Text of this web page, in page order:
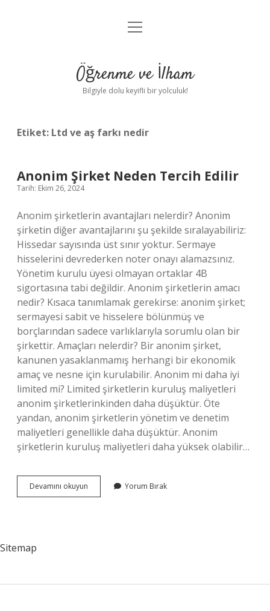
Anasayfa
Yasal Uyarı
menüyü
Öğrenme ve İlham
Bilgiyle dolu keyifli bir yolculuk!
Etiket: Ltd ve aş farkı nedir
Anonim Şirket Neden Tercih Edilir
Tarih: Ekim 26, 2024
Anonim şirketlerin avantajları nelerdir? Anonim
şirketin diğer avantajlarını şu şekilde sıralayabiliriz:
Hissedar sayısında üst sınır yoktur. Sermaye
hisselerini devrederken noter onayı alamazsınız.
Yönetim kurulu üyesi olmayan ortaklar 4B
sigortasına tabi değildir. Anonim şirketlerin amacı
nedir? Kısaca tanımlamak gerekirse: anonim şirket;
sermayesi sabit ve hisselere bölünmüş ve
borçlarından sadece varlıklarıyla sorumlu olan bir
şirkettir. Amaçları nelerdir? Bir anonim şirket,
kanunen yasaklanmamış herhangi bir ekonomik
amaç ve nesne için kurulabilir. Anonim mi daha iyi
limited mi? Limited şirketlerin kuruluş maliyetleri
anonim şirketlerinkinden daha düşüktür. Öte
yandan, anonim şirketlerin yönetim ve denetim
maliyetleri genellikle daha düşüktür. Anonim
şirketlerin kuruluş maliyetleri daha yüksek olabilir…
Devamını okuyun
Şirket
Yorum Bırak
Sitemap